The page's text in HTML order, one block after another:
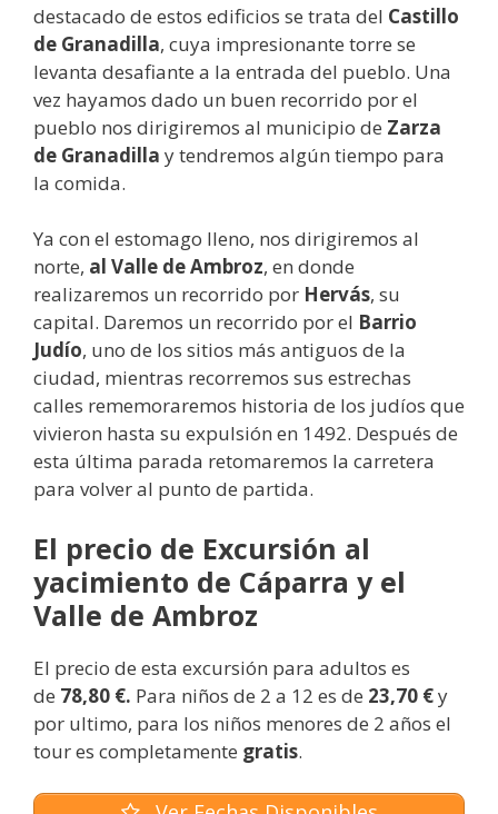
destacado de estos edificios se trata del Castillo
de Granadilla, cuya impresionante torre se
levanta desafiante a la entrada del pueblo. Una
vez hayamos dado un buen recorrido por el
pueblo nos dirigiremos al municipio de Zarza
de Granadilla y tendremos algún tiempo para
la comida.
Ya con el estomago lleno, nos dirigiremos al
norte, al Valle de Ambroz, en donde
realizaremos un recorrido por Hervás, su
capital. Daremos un recorrido por el Barrio
Judío, uno de los sitios más antiguos de la
ciudad, mientras recorremos sus estrechas
calles rememoraremos historia de los judíos que
vivieron hasta su expulsión en 1492. Después de
esta última parada retomaremos la carretera
para volver al punto de partida.
El precio de Excursión al
yacimiento de Cáparra y el
Valle de Ambroz
El precio de esta excursión para adultos es
de 78,80 €. Para niños de 2 a 12 es de 23,70 €y
por ultimo, para los niños menores de 2 años el
tour es completamente gratis.